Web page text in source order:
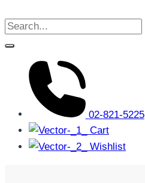
02-821-5225
Cart
Wishlist